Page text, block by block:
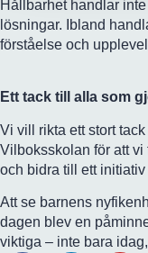
Hållbarhet handlar
lösningar. Ibland
förståelse och
Ett tack till alla som
Vi vill rikta ett stort
Vilboksskolan för att
och bidra till ett
Att se barnens
dagen blev en
viktiga – inte bara